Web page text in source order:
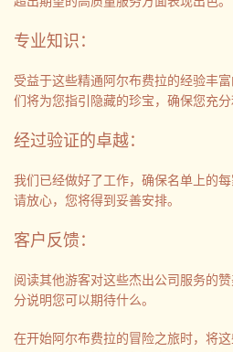
专业知识：
受益于这些精通阿尔布费拉的经验丰
们将为您指引隐藏的珍宝，确保您充分
经过验证的卓越：
我们已经做好了工作，确保名单上的每
请放心，您将得到妥善安排。
客户反馈：
阅读其他游客对这些杰出公司服务的
分说明您可以期待什么。
在开始阿尔布费拉的冒险之旅时，将这